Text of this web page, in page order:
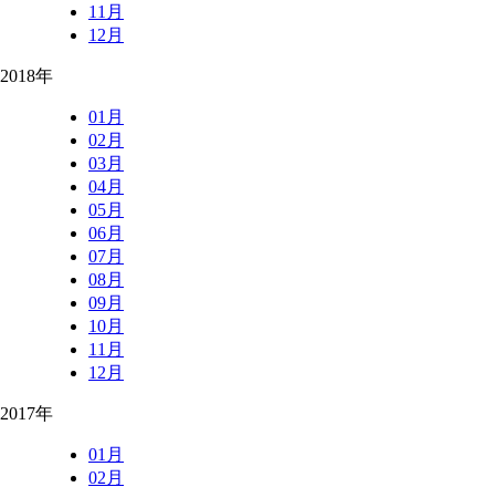
11月
12月
2018年
01月
02月
03月
04月
05月
06月
07月
08月
09月
10月
11月
12月
2017年
01月
02月